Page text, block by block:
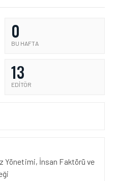
0
BU HAFTA
13
EDITÖR
Yönetimi, İnsan Faktörü ve